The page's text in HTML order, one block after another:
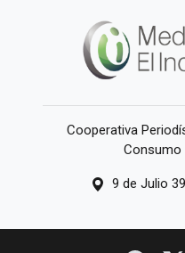
Cooperativa
Consumo
9 de Julio